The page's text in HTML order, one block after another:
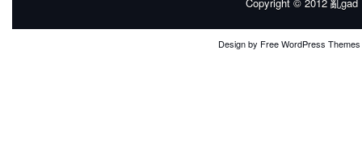
Design by Free WordPress Themes